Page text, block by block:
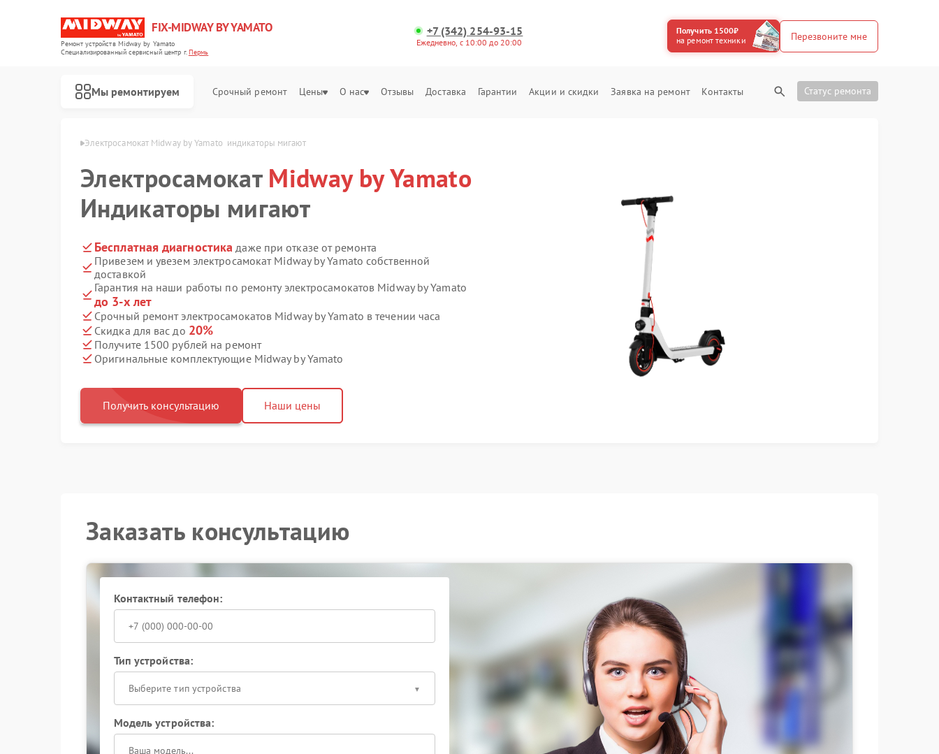
FIX-MIDWAY BY YAMATO
Ремонт устройств Midway by Yamato
Специализированный cервисный центр г.Пермь
+7 (342) 254-93-15
Ежедневно, с 10:00 до 20:00
Получить 1500₽
на ремонт техники
Перезвоните мне
Мы ремонтируем Срочный ремонт Цены О нас Отзывы Доставка Гарантии Акции и скидки Заявка на ремонт Контакты Статус ремонта
Электросамокат Midway by Yamato  индикаторы мигают
Электросамокат Midway by Yamato
Индикаторы мигают
Бесплатная диагностика даже при отказе от ремонта
Привезем и увезем электросамокат Midway by Yamato собственной
доставкой
Гарантия на наши работы по ремонту электросамокатов Midway by Yamato
до 3-х лет
Срочный ремонт электросамокатов Midway by Yamato в течении часа
Скидка для вас до 20%
Получите 1500 рублей на ремонт
Оригинальные комплектующие Midway by Yamato
Получить консультацию Наши цены
Заказать консультацию
Контактный телефон:
Тип устройства:
Выберите тип устройства
Модель устройства: